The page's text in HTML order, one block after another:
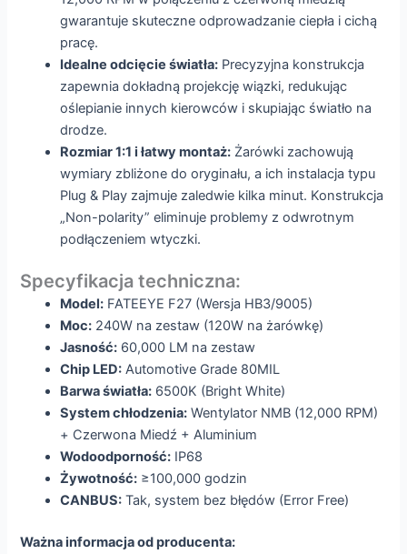
gwarantuje skuteczne odprowadzanie ciepła i cichą
pracę.
Idealne odcięcie światła: Precyzyjna konstrukcja
zapewnia dokładną projekcję wiązki, redukując
oślepianie innych kierowców i skupiając światło na
drodze.
Rozmiar 1:1 i łatwy montaż: Żarówki zachowują
wymiary zbliżone do oryginału, a ich instalacja typu
Plug & Play zajmuje zaledwie kilka minut. Konstrukcja
„Non-polarity” eliminuje problemy z odwrotnym
podłączeniem wtyczki.
Specyfikacja techniczna:
Model: FATEEYE F27 (Wersja HB3/9005)
Moc: 240W na zestaw (120W na żarówkę)
Jasność: 60,000 LM na zestaw
Chip LED: Automotive Grade 80MIL
Barwa światła: 6500K (Bright White)
System chłodzenia: Wentylator NMB (12,000 RPM)
+ Czerwona Miedź + Aluminium
Wodoodporność: IP68
Żywotność: ≥100,000 godzin
CANBUS: Tak, system bez błędów (Error Free)
Ważna informacja od producenta: